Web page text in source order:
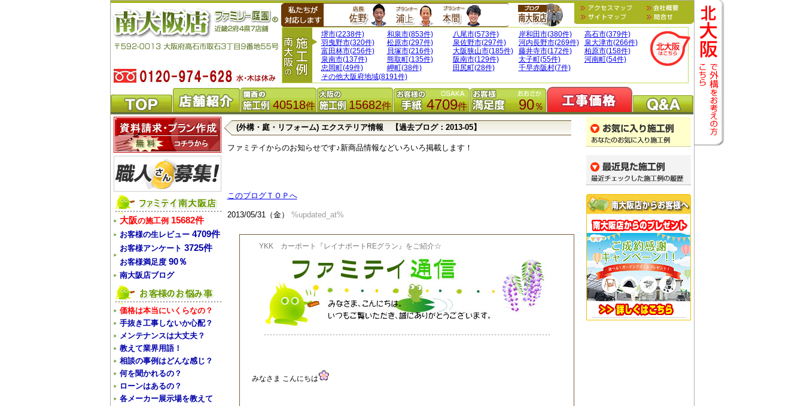
(外構・庭・リフォーム) エクステリア情報 【過去ブログ：2013-05】
堺市(2238件) 和泉市(853件) 八尾市(573件) 岸和田市(380件)
高石市(379件)
羽曳野市(320件)
松原市(297件) 泉佐野市(297件) 河内長野市(269件)
泉大津市(266件)
富田林市(256件)
貝塚市(216件) 大阪狭山市(185件) 藤井寺市(172件)
柏原市(158件)
泉南市(137件)
熊取町(135件) 阪南市(129件) 太子町(55件)
河南町(54件)
忠岡町(49件)
岬町(38件) 田尻町(28件)
千早赤阪村(7件)
その他大阪府地域(8191件)
40518件 15682件 4709件 90％
ファミテイからのお知らせです♪新商品情報などいろいろ掲載します！
このブログＴＯＰへ
2013/05/31（金） %updated_at%
YKK カーポート『レイナポートREグラン』をご紹介☆
みなさま こんにちは
大阪の施工例 15682件
お客様の生レビュー 4709件
お客様アンケート 3725件
お客様満足度 90％
南大阪店ブログ
価格は本当にいくらなの？
手抜き工事しないか心配？
メンテナンスは大丈夫？
教えて業界用語！
相談の事例はどんな感じ？
何を聞かれるの？
ローンはあるの？
各メーカー展示場を教えて